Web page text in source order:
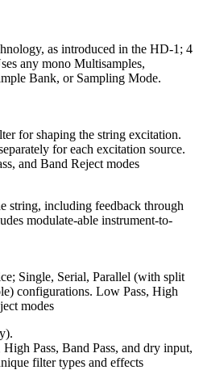
as introduced in the HD-1; 4
any mono Multisamples,
Bank, or Sampling Mode.
for shaping the string excitation.
for each excitation source.
and Band Reject modes
string, including feedback through
modulate-able instrument-to-
Single, Serial, Parallel (with split
configurations. Low Pass, High
modes
Pass, Band Pass, and dry input,
filter types and effects